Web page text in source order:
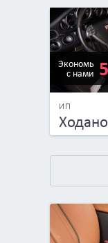
Экономь
с нами
ИП